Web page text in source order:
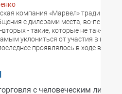
компания «Марвел»
с дилерами места, во-первых,
- такие, которые не так-то
уклониться от участия в
проявлялось в ходе встреч
с человеческим лицом